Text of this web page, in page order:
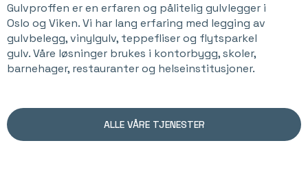
Gulvproffen er en erfaren og pålitelig gulvlegger i
Oslo og Viken. Vi har lang erfaring med legging av
gulvbelegg, vinylgulv, teppefliser og flytsparkel
gulv. Våre løsninger brukes i kontorbygg, skoler,
barnehager, restauranter og helseinstitusjoner.
ALLE VÅRE TJENESTER